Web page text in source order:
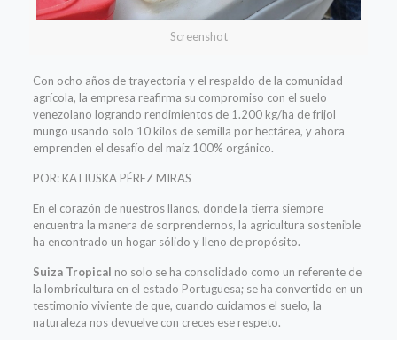
Screenshot
Con ocho años de trayectoria y el respaldo de la comunidad
agrícola, la empresa reafirma su compromiso con el suelo
venezolano logrando rendimientos de 1.200 kg/ha de frijol
mungo usando solo 10 kilos de semilla por hectárea, y ahora
emprenden el desafío del maíz 100% orgánico.
POR: KATIUSKA PÉREZ MIRAS
En el corazón de nuestros llanos, donde la tierra siempre
encuentra la manera de sorprendernos, la agricultura sostenible
ha encontrado un hogar sólido y lleno de propósito.
Suiza Tropical no solo se ha consolidado como un referente de
la lombricultura en el estado Portuguesa; se ha convertido en un
testimonio viviente de que, cuando cuidamos el suelo, la
naturaleza nos devuelve con creces ese respeto.